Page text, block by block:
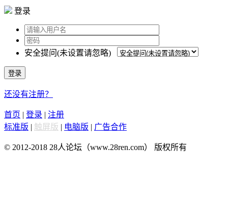
登录
安全提问(未设置请忽略)
登录
还没有注册？
首页 | 登录 | 注册
标准版 | 触屏版 | 电脑版 | 广告合作
© 2012-2018 28人论坛（www.28ren.com） 版权所有